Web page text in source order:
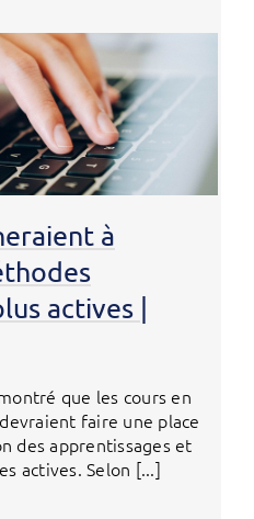
à
actives |
que les cours en
faire une place
des apprentissages et
actives. Selon [...]